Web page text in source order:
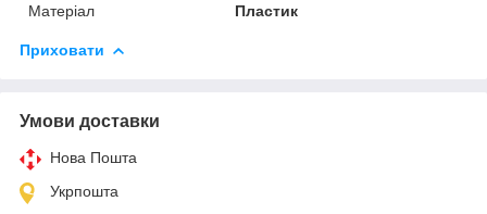
Матеріал
Пластик
Приховати
Умови доставки
Нова Пошта
Укрпошта